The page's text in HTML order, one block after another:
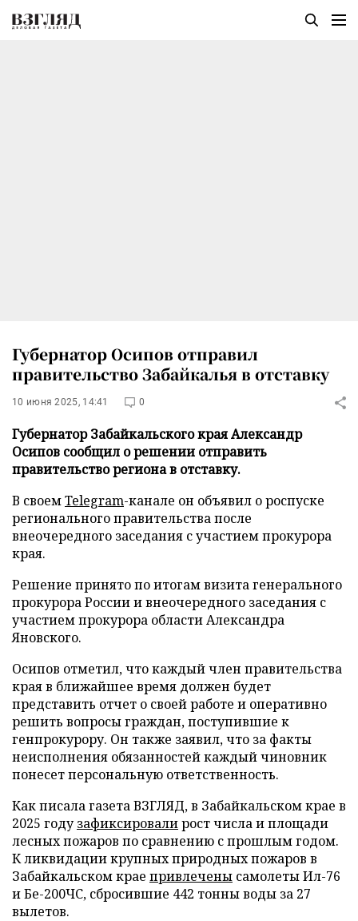
Губернатор Осипов отправил
правительство Забайкалья в отставку
10 июня 2025, 14:41 0
Губернатор Забайкальского края Александр
Осипов сообщил о решении отправить
правительство региона в отставку.
В своемTelegram-канале он объявил о роспуске
регионального правительства после
внеочередного заседания с участием прокурора
края.
Решение принято по итогам визита генерального
прокурора России и внеочередного заседания с
участием прокурора области Александра
Яновского.
Осипов отметил, что каждый член правительства
края в ближайшее время должен будет
представить отчет о своей работе и оперативно
решить вопросы граждан, поступившие к
генпрокурору. Он также заявил, что за факты
неисполнения обязанностей каждый чиновник
понесет персональную ответственность.
Как писала газета ВЗГЛЯД, в Забайкальском крае в
2025 годузафиксировалирост числа и площади
лесных пожаров по сравнению с прошлым годом.
К ликвидации крупных природных пожаров в
Забайкальском крае привлечены самолеты Ил-76
и Бе-200ЧС, сбросившие 442 тонны воды за 27
вылетов.